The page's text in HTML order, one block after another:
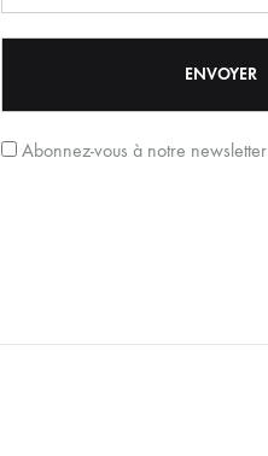
Abonnez-vous à notre newsletter